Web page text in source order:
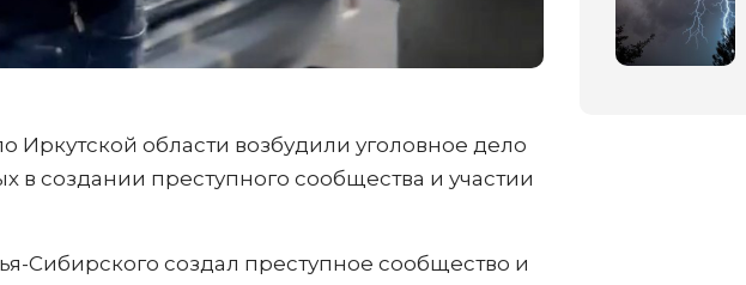
области возбудили уголовное дело
в создании преступного сообщества и участии
Сибирского создал преступное сообщество и